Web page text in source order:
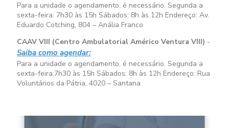
Para a unidade o agendamento, é necessário. Segunda a
sexta-feira: 7h30 às 15h Sábados: 8h às 12h Endereço: Av.
Eduardo Cotching, 804 – Anália Franco
CAAV VIII (Centro Ambulatorial Américo Ventura VIII) -
Saiba como agendar:
Para a unidade o agendamento, é necessário. Segunda a
sexta-feira:7h30 às 15h Sábados: 8h às 12h Endereço: Rua
Voluntários da Pátria, 4020 – Santana